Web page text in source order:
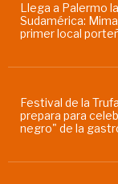
Llega a Palermo
Sudamérica:
primer local
Festival de la
prepara para
negro" de la